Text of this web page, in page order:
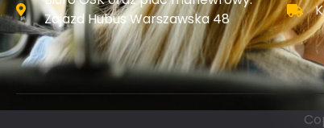
Zajazd Hubus Warszawska 48